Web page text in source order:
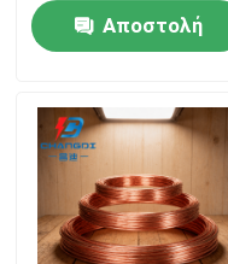
Προϊόντα
Σχετικά με εμάς
Γύρος εργοστασίων
Αποστολή